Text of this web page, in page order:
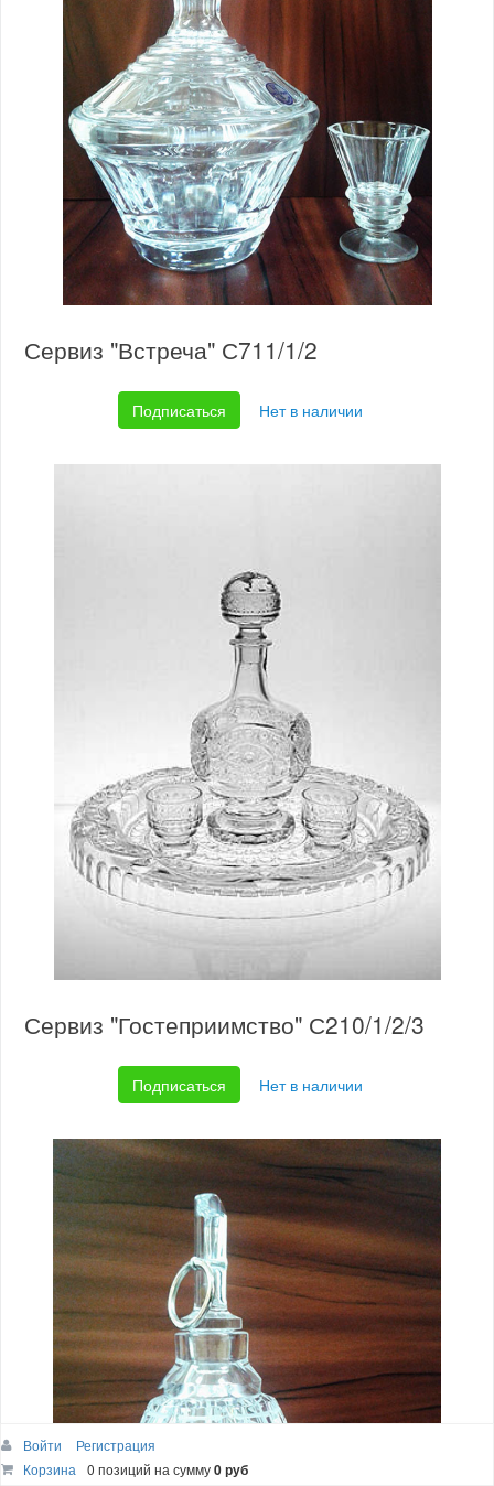
Сервиз "Встреча" С711/1/2
Подписаться Нет в наличии
Сервиз "Гостеприимство" С210/1/2/3
Подписаться Нет в наличии
Войти
Регистрация
Корзина
0 позиций на сумму0 руб